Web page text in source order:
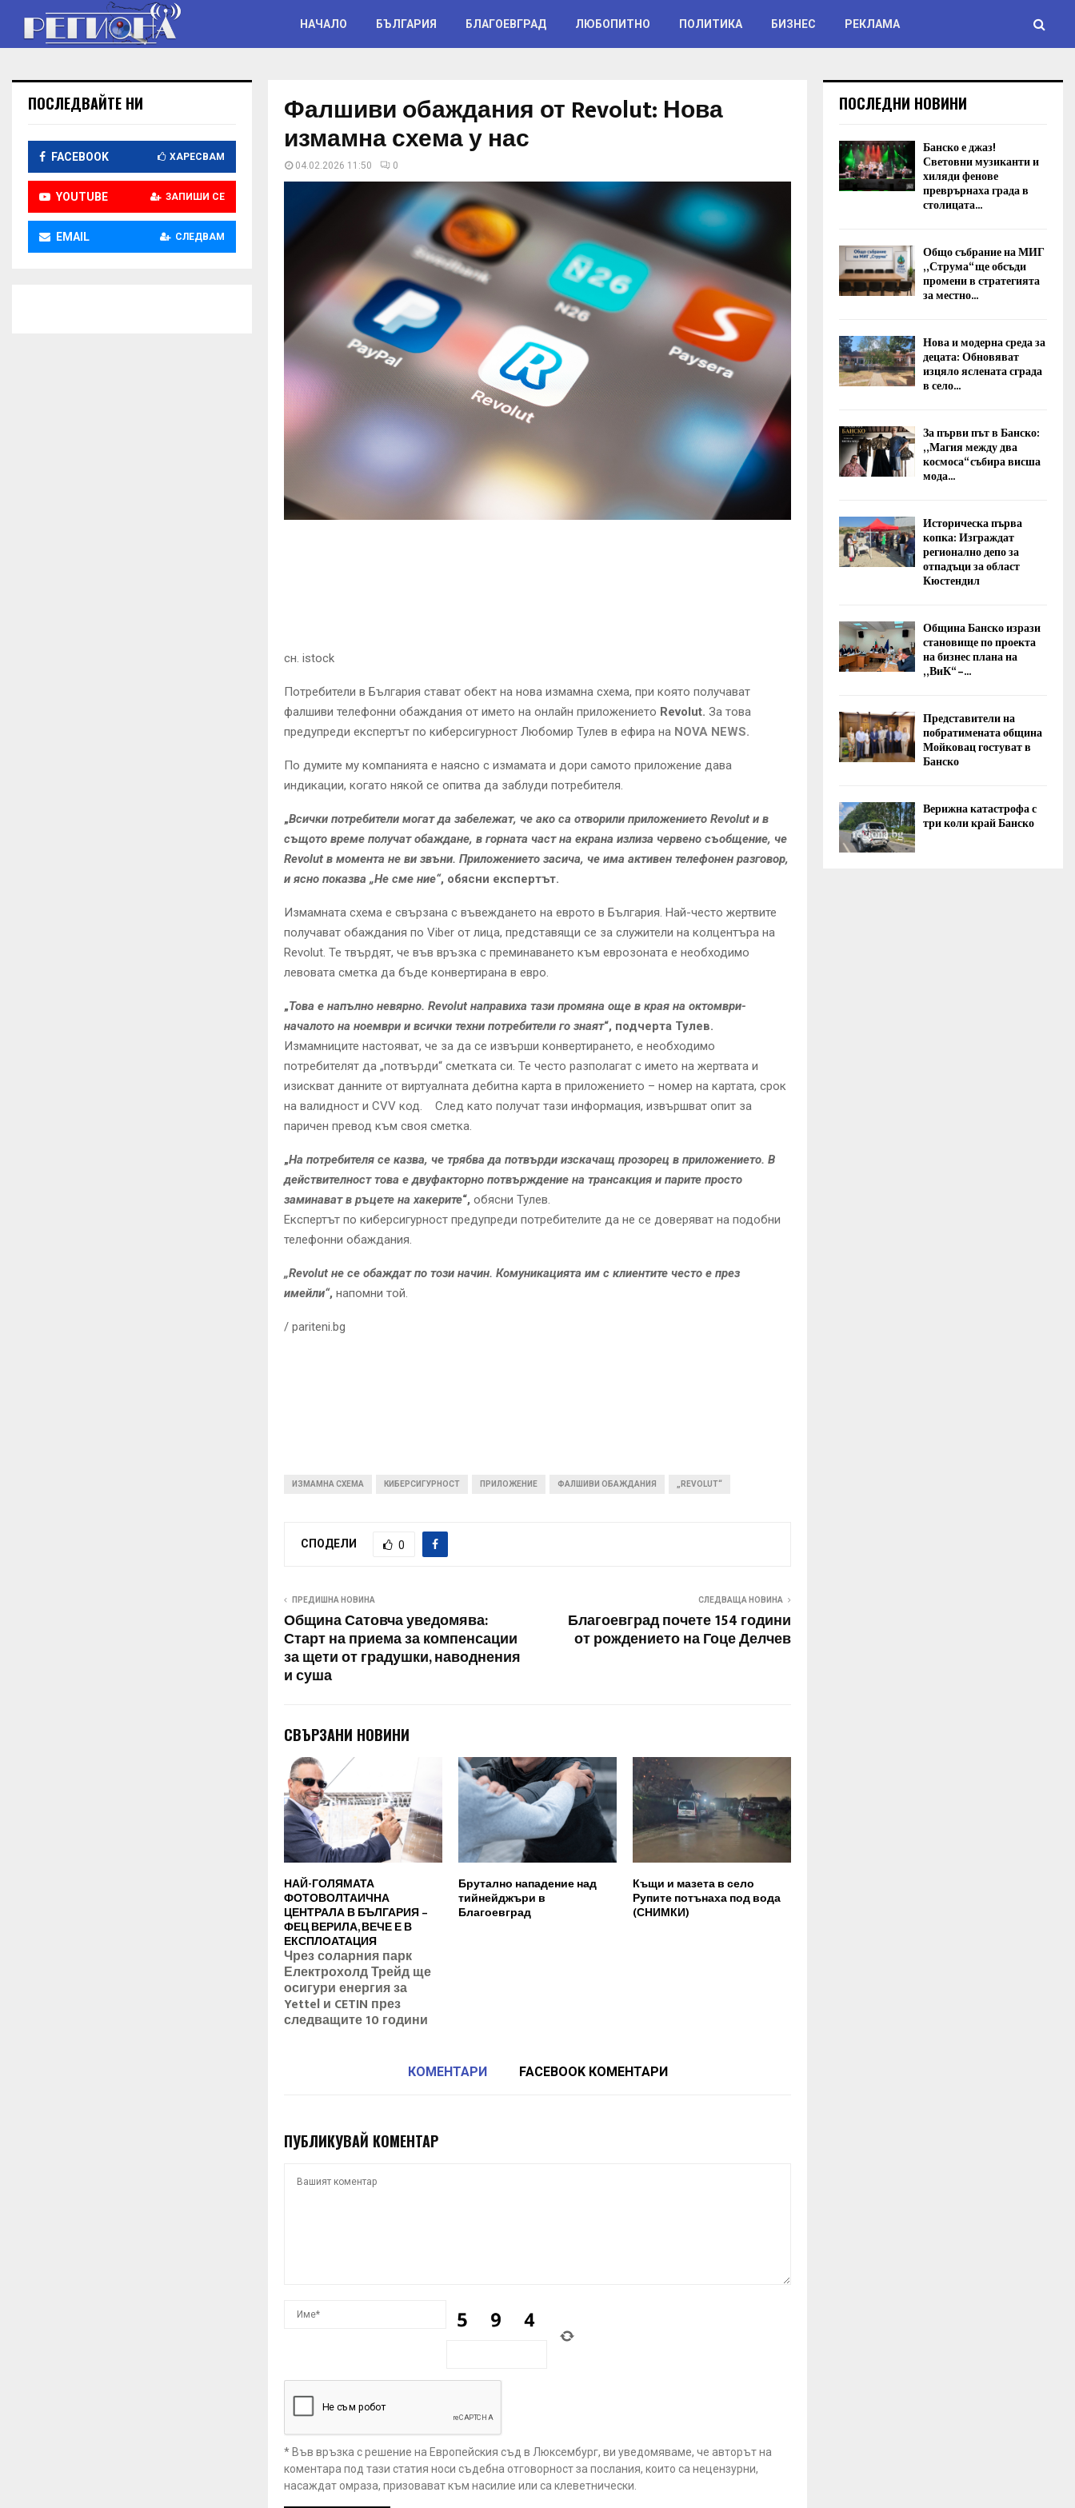
НАЧАЛО БЪЛГАРИЯ БЛАГОЕВГРАД ЛЮБОПИТНО ПОЛИТИКА БИЗНЕС РЕКЛАМА
Фалшиви обаждания от Revolut: Нова
измамна схема у нас
04.02.2026 11:50 0
сн. istock
Потребители в България стават обект на нова измамна схема, при която получават
фалшиви телефонни обаждания от името на онлайн приложението Revolut. За това
предупреди експертът по киберсигурност Любомир Тулев в ефира на NOVA NEWS.
По думите му компанията е наясно с измамата и дори самото приложение дава
индикации, когато някой се опитва да заблуди потребителя.
„Всички потребители могат да забележат, че ако са отворили приложението Revolut и в
същото време получат обаждане, в горната част на екрана излиза червено съобщение, че
Revolut в момента не ви звъни. Приложението засича, че има активен телефонен разговор,
и ясно показва „Не сме ние“, обясни експертът.
Измамната схема е свързана с въвеждането на еврото в България. Най-често жертвите
получават обаждания по Viber от лица, представящи се за служители на колцентъра на
Revolut. Те твърдят, че във връзка с преминаването към еврозоната е необходимо
левовата сметка да бъде конвертирана в евро.
„Това е напълно невярно. Revolut направиха тази промяна още в края на октомври-
началото на ноември и всички техни потребители го знаят“, подчерта Тулев.
Измамниците настояват, че за да се извърши конвертирането, е необходимо
потребителят да „потвърди“ сметката си. Те често разполагат с името на жертвата и
изискват данните от виртуалната дебитна карта в приложението – номер на картата, срок
на валидност и CVV код. След като получат тази информация, извършват опит за
паричен превод към своя сметка.
„На потребителя се казва, че трябва да потвърди изскачащ прозорец в приложението. В
действителност това е двуфакторно потвърждение на трансакция и парите просто
заминават в ръцете на хакерите“, обясни Тулев.
Експертът по киберсигурност предупреди потребителите да не се доверяват на подобни
телефонни обаждания.
„Revolut не се обаждат по този начин. Комуникацията им с клиентите често е през
имейли“, напомни той.
/ pariteni.bg
ИЗМАМНА СХЕМА КИБЕРСИГУРНОСТ ПРИЛОЖЕНИЕ ФАЛШИВИ ОБАЖДАНИЯ „REVOLUT“
СПОДЕЛИ 0
ПРЕДИШНА НОВИНА
Община Сатовча уведомява:
Старт на приема за компенсации
за щети от градушки, наводнения
и суша
СЛЕДВАЩА НОВИНА
Благоевград почете 154 години
от рождението на Гоце Делчев
СВЪРЗАНИ НОВИНИ
НАЙ-ГОЛЯМАТА
ФОТОВОЛТАИЧНА
ЦЕНТРАЛА В БЪЛГАРИЯ –
ФЕЦ ВЕРИЛА, ВЕЧЕ Е В
ЕКСПЛОАТАЦИЯ
Чрез соларния парк
Електрохолд Трейд ще
осигури енергия за
Yettel и CETIN през
следващите 10 години
Брутално нападение над
тийнейджъри в
Благоевград
Къщи и мазета в село
Рупите потънаха под вода
(СНИМКИ)
КОМЕНТАРИ FACEBOOK КОМЕНТАРИ
ПУБЛИКУВАЙ КОМЕНТАР
* Във връзка с решение на Европейския съд в Люксембург, ви уведомяваме, че авторът на
коментара под тази статия носи съдебна отговорност за послания, които са нецензурни,
насаждат омраза, призовават към насилие или са клеветнически.
ПОСЛЕДВАЙТЕ НИ
FACEBOOK ХАРЕСВАМ
YOUTUBE ЗАПИШИ СЕ
EMAIL СЛЕДВАМ
ПОСЛЕДНИ НОВИНИ
Банско е джаз!
Световни музиканти и
хиляди фенове
преврърнаха града в
столицата...
Общо събрание на МИГ
„Струма“ ще обсъди
промени в стратегията
за местно...
Нова и модерна среда за
децата: Обновяват
изцяло яслената сграда
в село...
За първи път в Банско:
„Магия между два
космоса“ събира висша
мода...
Историческа първа
копка: Изграждат
регионално депо за
отпадъци за област
Кюстендил
Община Банско изрази
становище по проекта
на бизнес плана на
„ВиК“ –...
Представители на
побратимената община
Мойковац гостуват в
Банско
Верижна катастрофа с
три коли край Банско